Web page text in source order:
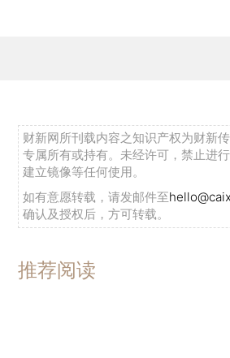
财新网所刊载内容之知识产权为财新
专属所有或持有。未经许可，禁止进
建立镜像等任何使用。
如有意愿转载，请发邮件至
确认及授权后，方可转载。
推荐阅读